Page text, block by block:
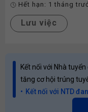
Hết hạn: 1 tháng
Lưu việc
Kết nối với Nhà
tăng cơ hội trúng
Kết nối với NTD